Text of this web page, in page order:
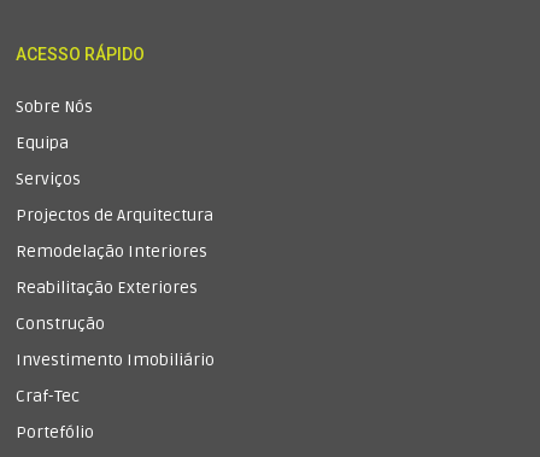
ACESSO RÁPIDO
Sobre Nós
Equipa
Serviços
Projectos de Arquitectura
Remodelação Interiores
Reabilitação Exteriores
Construção
Investimento Imobiliário
Craf-Tec
Portefólio